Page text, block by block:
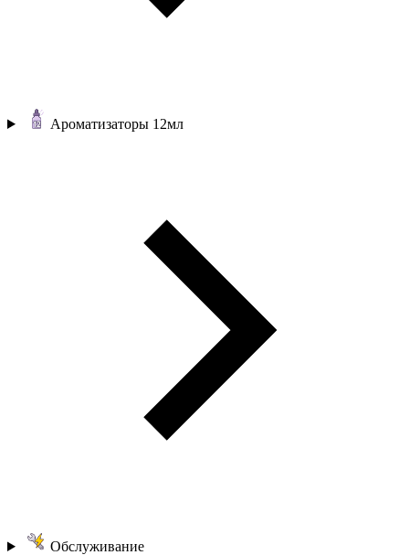
Ароматизаторы 12мл
Обслуживание